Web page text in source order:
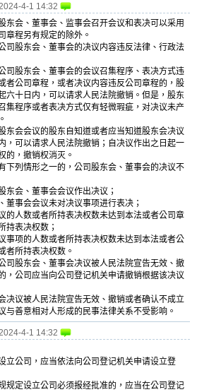
4-1 14:32
会、董事会、监事会召开会议和表决可以采用
章程另有规定的除外。
东会、董事会的决议内容违反法律、行政法
东会、董事会的会议召集程序、表决方式违
者公司章程，或者决议内容违反公司章程的，股
六十日内，可以请求人民法院撤销。但是，股东
集程序或者表决方式仅有轻微瑕疵，对决议未产
会会议的股东自知道或者应当知道股东会决议
，可以请求人民法院撤销；自决议作出之日起一
的，撤销权消灭。
情形之一的，公司股东会、董事会的决议不
会、董事会会议作出决议；
事会会议未对决议事项进行表决；
人数或者所持表决权数未达到本法或者公司章
持表决权数；
项的人数或者所持表决权数未达到本法或者公
者所持表决权数。
东会、董事会决议被人民法院宣告无效、撤
，公司应当向公司登记机关申请撤销根据该决议
议被人民法院宣告无效、撤销或者确认不成立
与善意相对人形成的民事法律关系不受影响。
4-1 14:32
司，应当依法向公司登记机关申请设立登
定设立公司必须报经批准的，应当在公司登记